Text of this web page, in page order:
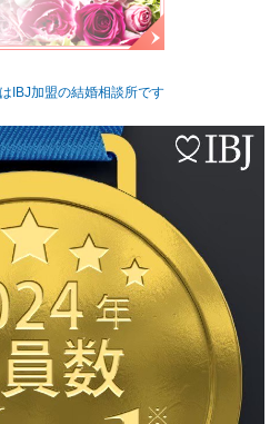
IBJ加盟の結婚相談所です